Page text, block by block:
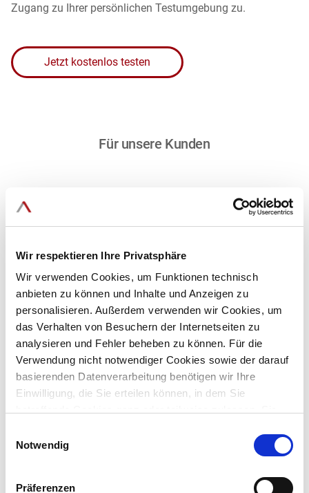
Wir respektieren Ihre Privatsphäre
Wir verwenden Cookies, um Funktionen technisch
anbieten zu können und Inhalte und Anzeigen zu
personalisieren. Außerdem verwenden wir Cookies, um
das Verhalten von Besuchern der Internetseiten zu
analysieren und Fehler beheben zu können. Für die
Verwendung nicht notwendiger Cookies sowie der darauf
basierenden Datenverarbeitung benötigen wir Ihre
Einwilligung, die Sie erteilen können, in dem Sie
Zukunft widerrufen.
Notwendig
Präferenzen
Zugang zu Ihrer persönlichen Testumgebung zu.
Jetzt kostenlos testen
Für unsere Kunden
Support & Service
Sie sind bereits IntraFind Kunde und haben eine Frage an